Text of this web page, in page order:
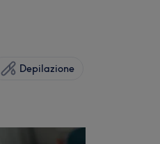
Depilazione